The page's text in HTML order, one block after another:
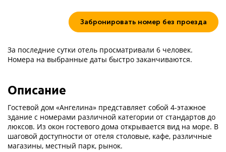
Забронировать номер без проезда
За последние сутки отель просматривали 6 человек.
Номера на выбранные даты быстро заканчиваются.
Описание
Гостевой дом «Ангелина» представляет собой 4-этажное
здание с номерами различной категории от стандартов до
люксов. Из окон гостевого дома открывается вид на море. В
шаговой доступности от отеля столовые, кафе, различные
магазины, местный парк, рынок.